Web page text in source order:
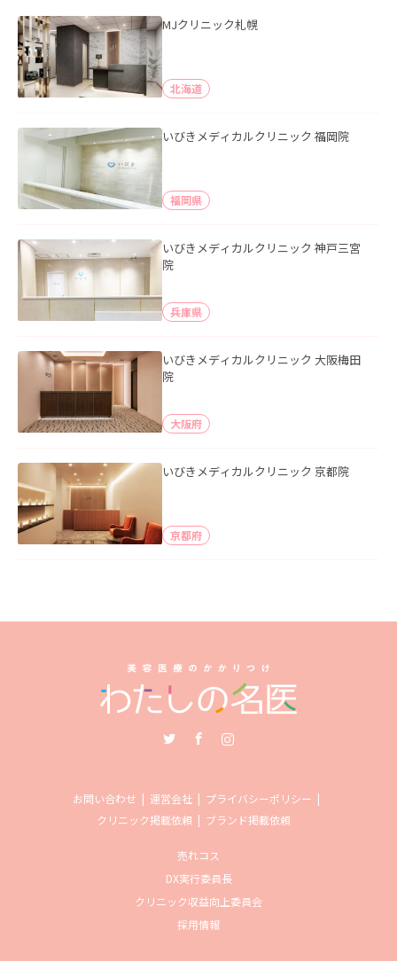
MJクリニック札幌
北海道
いびきメディカルクリニック 福岡院
福岡県
いびきメディカルクリニック 神戸三宮
院
兵庫県
いびきメディカルクリニック 大阪梅田
院
大阪府
いびきメディカルクリニック 京都院
京都府
お問い合わせ 運営会社
プライバシーポリシー
クリニック掲載依頼
ブランド掲載依頼
売れコス
DX実行委員長
クリニック収益向上委員会
採用情報